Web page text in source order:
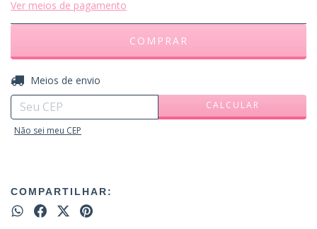
Ver meios de pagamento
Entregas para o CEP:
Meios de envio
CALCULAR
Não sei meu CEP
COMPARTILHAR: